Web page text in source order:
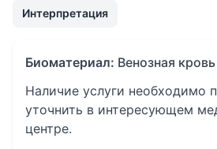
Интерпретация
Биоматериал: Венозная кровь
Наличие услуги необходимо
уточнить в интересующем
центре.